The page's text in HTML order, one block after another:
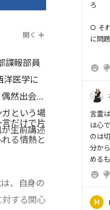
開く
諜報部員
洋医学に
然出会っ
という場
生前講述
だけで片
る情熱と
、自身の
する関心
ろ
○ そ
に問
ティ
のを
が消
○ 余
って
もっ
言霊
は心
のは
分か
める
H